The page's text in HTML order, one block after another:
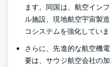
ます。同国は、航空イン
ル施設、現地航空宇宙製
コシステムを強化していま
さらに、先進的な航空機
要は、サウジ航空会社の